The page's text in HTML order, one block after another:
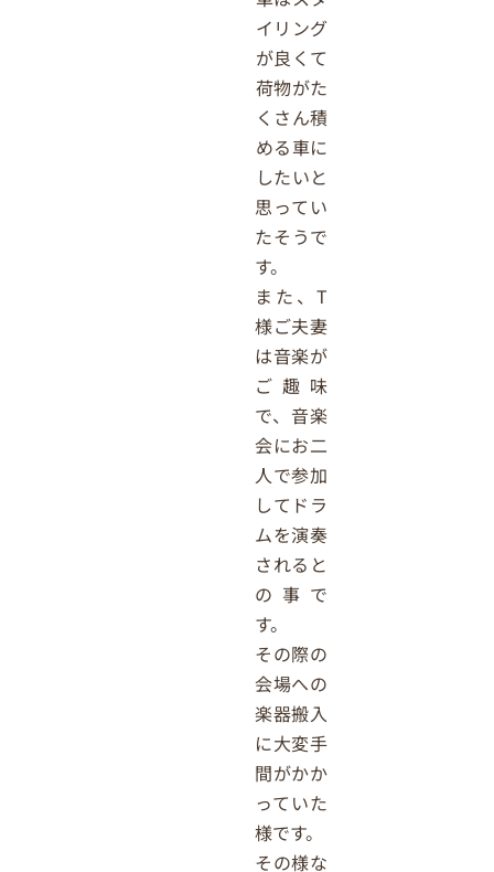
イリング
が良くて
荷物がた
くさん積
める車に
したいと
思ってい
たそうで
す。
また、T
様ご夫妻
は音楽が
ご趣味
で、音楽
会にお二
人で参加
してドラ
ムを演奏
されると
の事で
す。
その際の
会場への
楽器搬入
に大変手
間がかか
っていた
様です。
その様な